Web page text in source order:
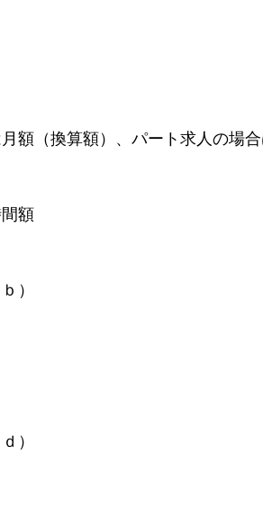
額（換算額）、パート求人の場合
額
）
）